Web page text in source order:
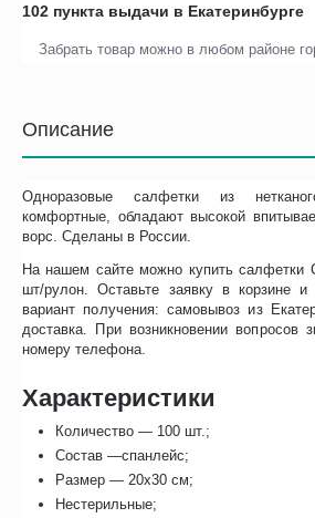
102 пункта выдачи в Екатеринбурге
Забрать товар можно в любом районе
Описание
Одноразовые салфетки из
комфортные, обладают высокой
ворс. Сделаны в России.
На нашем сайте можно купить салфетки
шт/рулон. Оставьте заявку в корзине
вариант получения: самовывоз из
доставка. При возникновении вопросов
номеру телефона.
Характеристики
Количество — 100 шт.;
Состав —спанлейс;
Размер — 20х30 см;
Нестерильные;